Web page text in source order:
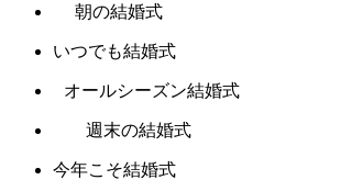
朝の結婚式
いつでも結婚式
オールシーズン結婚式
週末の結婚式
今年こそ結婚式